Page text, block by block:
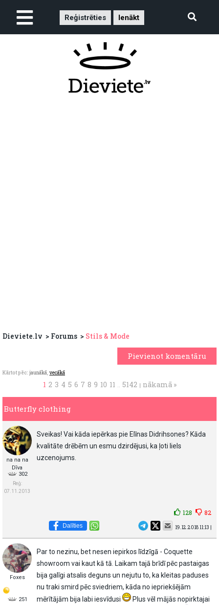
Reģistrēties Ienākt
Dieviete.lv Forums Stils & Mode
Pievienot komentāru
Kārtot pēc: jaunākā, vecākā
1 2 3 4 5 6 7 8 9 10 11 .. 5142 nākamā »
Butterfly clothing
na na na
Dīva
302
Reģ:
07.11.2013
Sveikas! Vai kāda iepērkas pie Elīnas Didrihsones? Kāda
kvalitāte drēbēm un esmu dzirdējusi, ka ļoti liels
uzcenojums.
128 82
Dalīties 19.12.2018 11:13 |
Foxes
251
Par to nezinu, bet nesen iepirkos līdzīgā - Coquette
showroom vai kaut kā tā. Laikam tajā brīdī pēc pastaigas
bija galīgi atsalis deguns un nejutu to, ka kleitas paduses
nu traki smird pēc sviedriem, kāda no iepriekšējām
mērītājām bija labi iesvīdusi
Plus vēl mājās nopirktajai